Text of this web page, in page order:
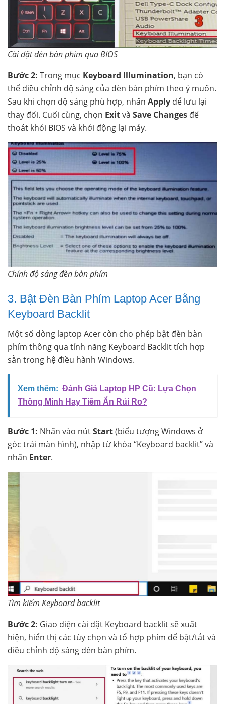
Cài đặt đèn bàn phím qua BIOS
Bước 2: Trong mục Keyboard Illumination, bạn có
thể điều chỉnh độ sáng của đèn bàn phím theo ý muốn.
Sau khi chọn độ sáng phù hợp, nhấn Apply để lưu lại
thay đổi. Cuối cùng, chọn Exitvà Save Changes để
thoát khỏi BIOS và khởi động lại máy.
Chỉnh độ sáng đèn bàn phím
3. Bật Đèn Bàn Phím Laptop Acer Bằng
Keyboard Backlit
Một số dòng laptop Acer còn cho phép bật đèn bàn
phím thông qua tính năng Keyboard Backlit tích hợp
sẵn trong hệ điều hành Windows.
Xem thêm: Đánh Giá Laptop HP Cũ: Lựa Chọn
Thông Minh Hay Tiềm Ẩn Rủi Ro?
Bước 1: Nhấn vào nútStart(biểu tượng Windows ở
góc trái màn hình), nhập từ khóa “Keyboard backlit” và
nhấn Enter.
Tìm kiếm Keyboard backlit
Bước 2: Giao diện cài đặt Keyboard backlit sẽ xuất
hiện, hiển thị các tùy chọn và tổ hợp phím để bật/tắt và
điều chỉnh độ sáng đèn bàn phím.